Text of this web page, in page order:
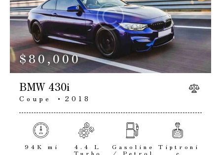
$80,000
BMW 430i
Coupe 2018
94K mi 4.4 L
Turbo
Gasoline
/ Petrol
Tiptroni
c